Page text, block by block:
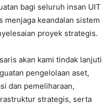
bagi seluruh insan UIT
menjaga keandalan sistem
proyek strategis.
akan kami tindak lanjuti
pengelolaan aset,
dan pemeliharaan,
strategis, serta